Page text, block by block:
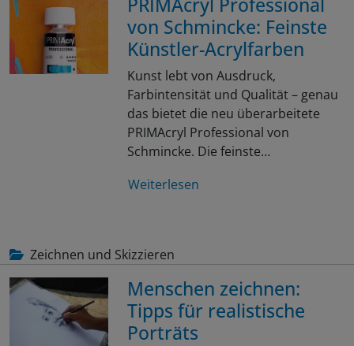
von Schmincke: Feinste
Künstler-Acrylfarben
Kunst lebt von Ausdruck,
Farbintensität und Qualität – genau
das bietet die neu überarbeitete
PRIMAcryl Professional von
Schmincke. Die feinste…
Weiterlesen
Zeichnen und Skizzieren
Menschen zeichnen:
Tipps für realistische
Porträts